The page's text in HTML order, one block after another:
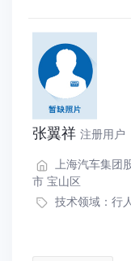
张翼祥 注册用户
上海汽车集团
市 宝山区
技术领域： 行